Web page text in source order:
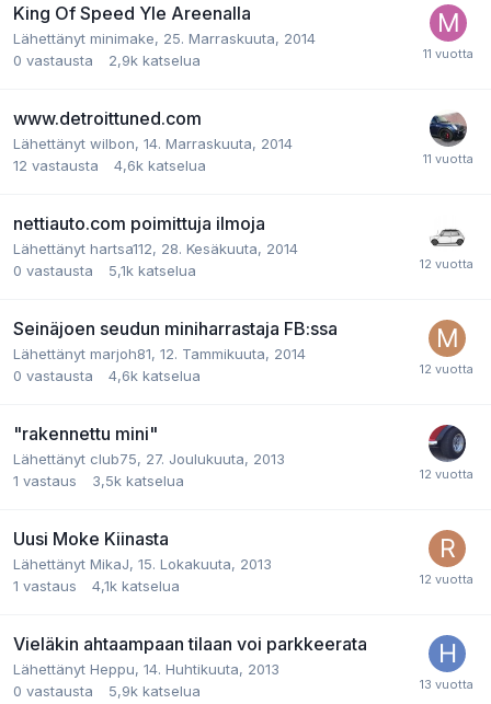
King Of Speed Yle Areenalla
Lähettänyt minimake, 25. Marraskuuta, 2014
0 vastausta 2,9k katselua
www.detroittuned.com
Lähettänyt wilbon, 14. Marraskuuta, 2014
12 vastausta 4,6k katselua
nettiauto.com poimittuja ilmoja
Lähettänyt hartsa112, 28. Kesäkuuta, 2014
0 vastausta 5,1k katselua
Seinäjoen seudun miniharrastaja FB:ssa
Lähettänyt marjoh81, 12. Tammikuuta, 2014
0 vastausta 4,6k katselua
"rakennettu mini"
Lähettänyt club75, 27. Joulukuuta, 2013
1 vastaus 3,5k katselua
Uusi Moke Kiinasta
Lähettänyt MikaJ, 15. Lokakuuta, 2013
1 vastaus 4,1k katselua
Vieläkin ahtaampaan tilaan voi parkkeerata
Lähettänyt Heppu, 14. Huhtikuuta, 2013
0 vastausta 5,9k katselua